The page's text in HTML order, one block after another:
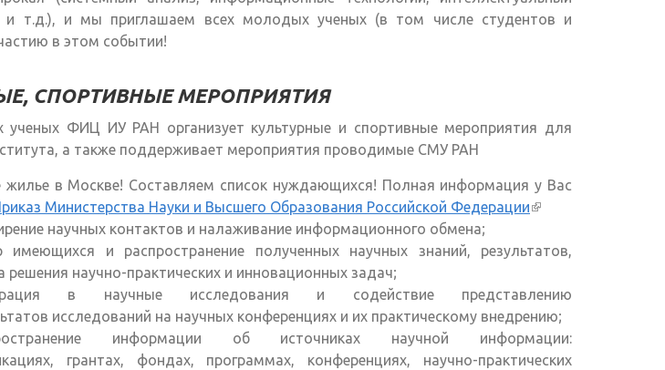
и т.д.), и мы приглашаем всех молодых ученых (в том числе студентов и
в этом событии!
СПОРТИВНЫЕ МЕРОПРИЯТИЯ
ФИЦ ИУ РАН организует культурные и спортивные мероприятия для
а также поддерживает мероприятия проводимые СМУ РАН
жилье в Москве! Составляем список нуждающихся! Полная информация у Вас
Министерства Науки и Высшего Образования Российской Федерации(внешняя
научных контактов и налаживание информационного обмена;
имеющихся и распространение полученных научных знаний, результатов,
решения научно-практических и инновационных задач;
в научные исследования и содействие представлению
исследований на научных конференциях и их практическому внедрению;
информации об источниках научной информации:
грантах, фондах, программах, конференциях, научно-практических